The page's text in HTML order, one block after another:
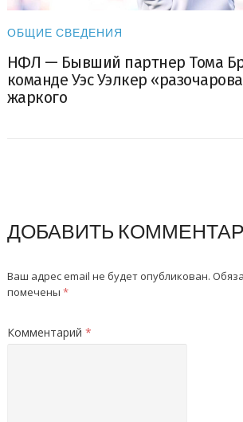
ОБЩИЕ СВЕДЕНИЯ
НФЛ — Бывший партнер Тома
команде Уэс Уэлкер
жаркого
ДОБАВИТЬ
Ваш адрес email не будет опубликован.
помечены *
Комментарий *